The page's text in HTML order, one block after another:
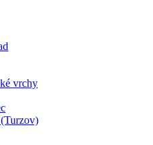
vrchy